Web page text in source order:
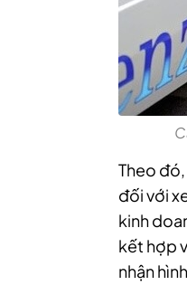
Theo
đối với
kinh
kết hợp
nhận